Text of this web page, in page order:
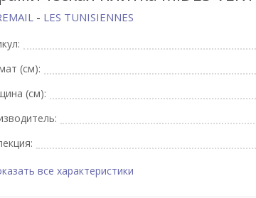
- LES TUNISIENNES
(см):
(см):
все характеристики